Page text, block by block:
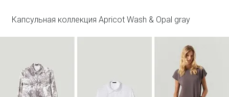
Блузка B3127/dvunoch
Войти
Капсульная коллекция Apricot Wash & Opal gray